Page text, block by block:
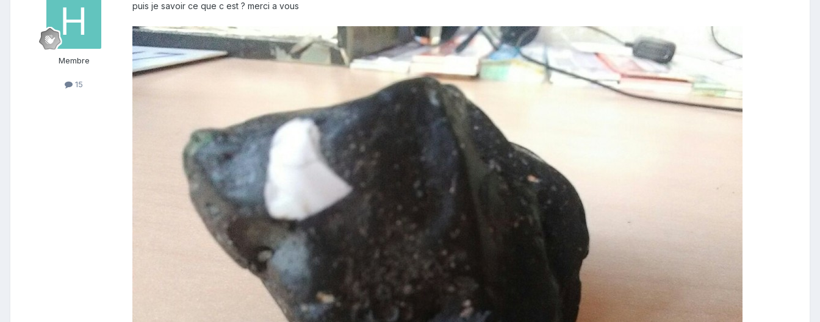
Membre
15
puis je savoir ce que c est ? merci a vous